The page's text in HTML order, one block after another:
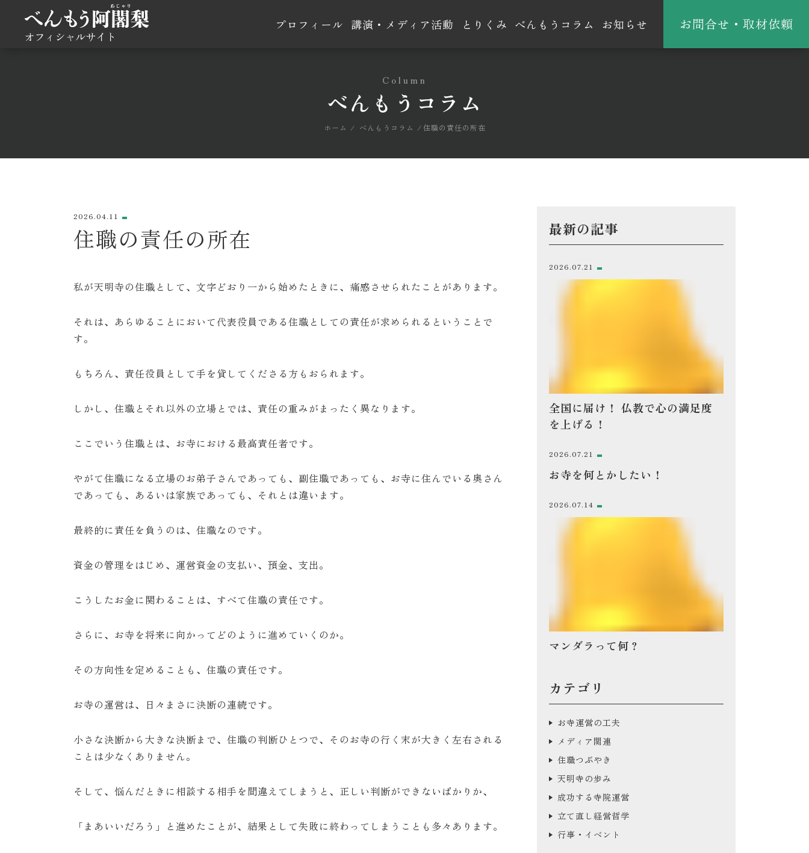
オフィシャルサイト
プロフィール 講演・メディア活動 とりくみ べんもうコラム お知らせ お問合せ・取材依頼
Column
べんもうコラム
ホーム べんもうコラム 住職の責任の所在
2026.04.11
住職の責任の所在
私が天明寺の住職として、文字どおり一から始めたときに、痛感させられたことがあります。
それは、あらゆることにおいて代表役員である住職としての責任が求められるということで
す。
もちろん、責任役員として手を貸してくださる方もおられます。
しかし、住職とそれ以外の立場とでは、責任の重みがまったく異なります。
ここでいう住職とは、お寺における最高責任者です。
やがて住職になる立場のお弟子さんであっても、副住職であっても、お寺に住んでいる奥さん
であっても、あるいは家族であっても、それとは違います。
最終的に責任を負うのは、住職なのです。
資金の管理をはじめ、運営資金の支払い、預金、支出。
こうしたお金に関わることは、すべて住職の責任です。
さらに、お寺を将来に向かってどのように進めていくのか。
その方向性を定めることも、住職の責任です。
お寺の運営は、日々まさに決断の連続です。
小さな決断から大きな決断まで、住職の判断ひとつで、そのお寺の行く末が大きく左右される
ことは少なくありません。
そして、悩んだときに相談する相手を間違えてしまうと、正しい判断ができないばかりか、
「まあいいだろう」と進めたことが、結果として失敗に終わってしまうことも多々あります。
最新の記事
2026.07.21
全国に届け！ 仏教で心の満足度
を上げる！
2026.07.21
お寺を何とかしたい！
2026.07.14
マンダラって何？
カテゴリ
お寺運営の工夫
メディア関連
住職つぶやき
天明寺の歩み
成功する寺院運営
立て直し経営哲学
行事・イベント